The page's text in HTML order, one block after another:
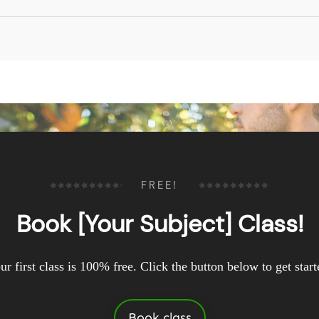
FREE!
Book [Your Subject] Class!
first class is 100% free. Click the button below to get